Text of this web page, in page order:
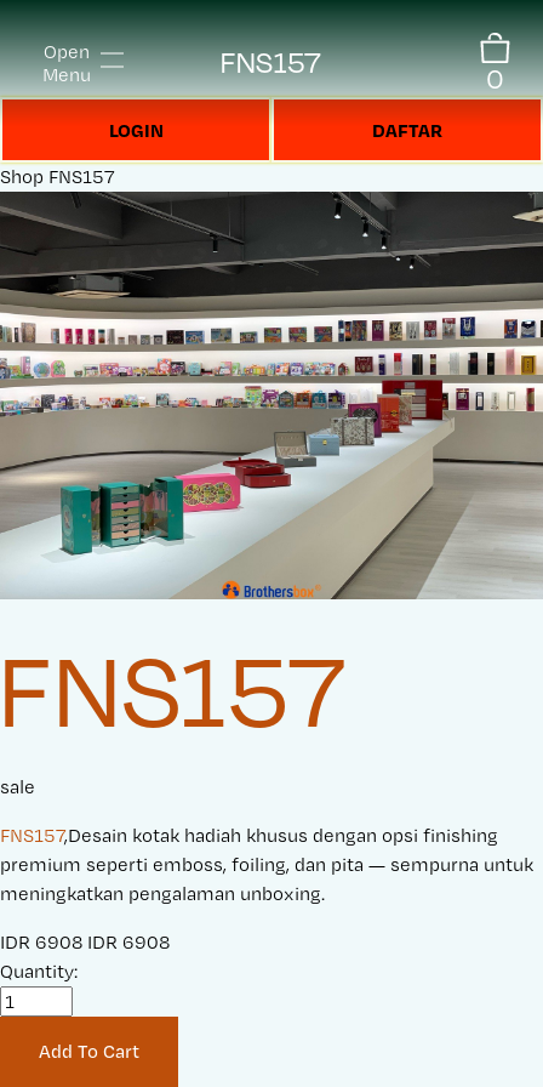
Open
Menu
FNS157 0
LOGIN DAFTAR
Shop FNS157
FNS157
sale
FNS157,Desain kotak hadiah khusus dengan opsi finishing
premium seperti emboss, foiling, dan pita — sempurna untuk
meningkatkan pengalaman unboxing.
S
a
IDR 6908 O
i
IDR 6908
Quantity:
Add To Cart